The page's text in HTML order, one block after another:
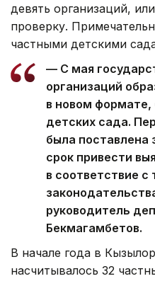
девять организаций,
проверку.
частными детскими
— С мая
организаций
в новом формате,
детских сада.
была поставлена
срок привести
в соответствие с
руководитель
Бекмагамбетов.
В начале года в
насчитывалось 32